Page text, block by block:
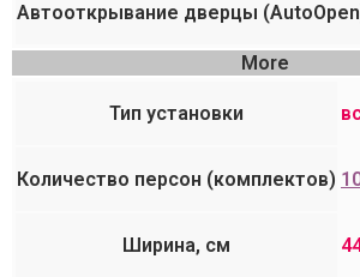
Автооткрывание дверцы
More
Тип установки
Количество персон (комплектов)
Ширина, см